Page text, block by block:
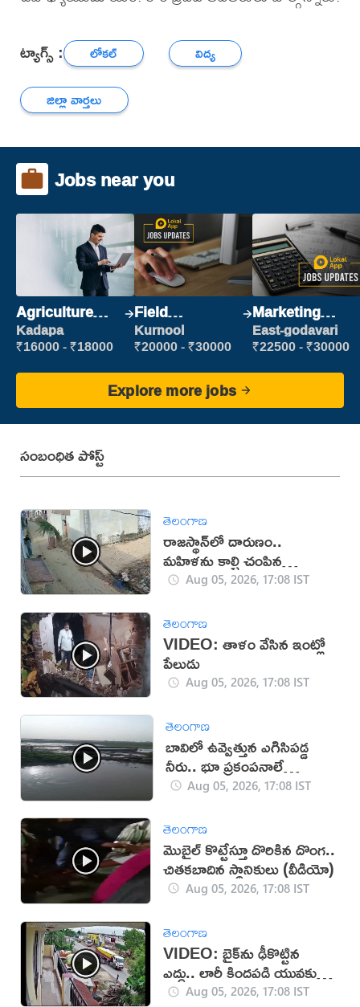
ట్యాగ్స్ : లోకల్
విద్య
జిల్లా వార్తలు
Jobs near you
Agriculture
Labour
Kadapa
₹16000 - ₹18000
Field
Marketing
Executive
Kurnool
₹20000 - ₹30000
Marketing
Executive
East-godavari
₹22500 - ₹30000
Explore more jobs
సంబంధిత పోస్ట్
తెలంగాణ
రాజస్థాన్‌లో దారుణం..
మహిళను కాల్చి చంపిన
యువకుడు (వీడియో)
Aug 05, 2026, 17:08 IST
తెలంగాణ
VIDEO: తాళం వేసిన ఇంట్లో
పేలుడు
Aug 05, 2026, 17:08 IST
తెలంగాణ
బావిలో ఉవ్వెత్తున ఎగిసిపడ్డ
నీరు.. భూ ప్రకంపనాలే
కారణమా?
Aug 05, 2026, 17:08 IST
తెలంగాణ
మొబైల్ కొట్టేస్తూ దొరికిన దొంగ..
చితకబాదిన స్థానికులు (వీడియో)
Aug 05, 2026, 17:08 IST
తెలంగాణ
VIDEO: బైక్‌ను ఢీకొట్టిన
ఎద్దు.. లారీ కిందపడి యువకుడు
మృతి!Aug 05, 2026, 17:08 IST